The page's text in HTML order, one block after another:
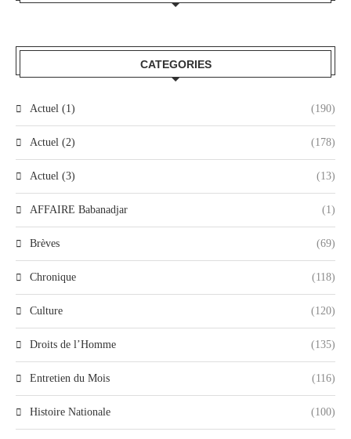
CATEGORIES
Actuel (1) (190)
Actuel (2) (178)
Actuel (3) (13)
AFFAIRE Babanadjar (1)
Brèves (69)
Chronique (118)
Culture (120)
Droits de l’Homme (135)
Entretien du Mois (116)
Histoire Nationale (100)